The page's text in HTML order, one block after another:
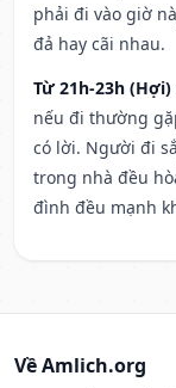
phải đi vào giờ
đả hay cãi nhau.
Từ 21h-23h
nếu đi thường
có lời. Người đi
trong nhà đều
đình đều mạnh
Về Amlich.org